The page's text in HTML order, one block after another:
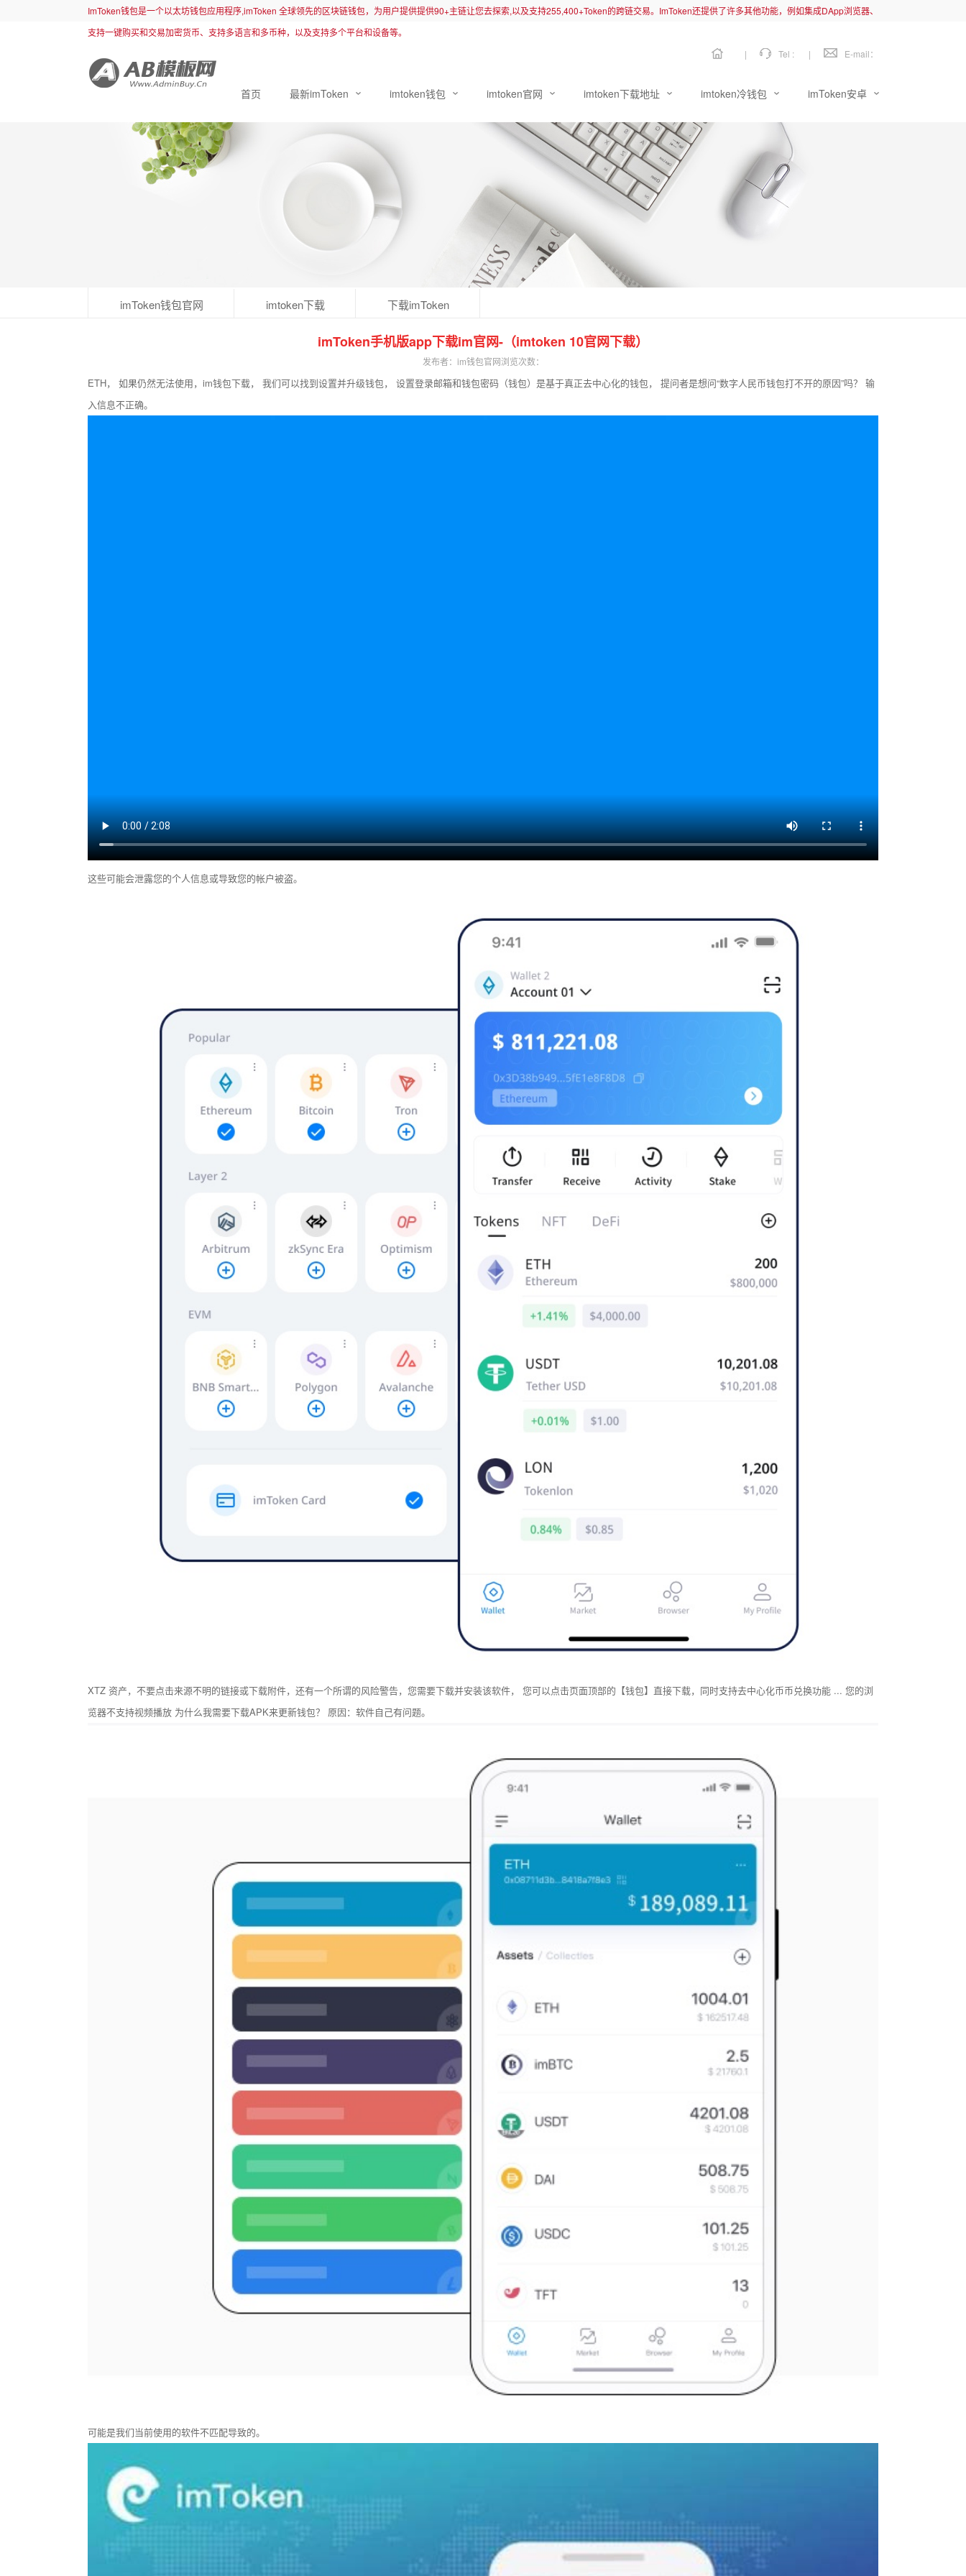
ImToken钱包是一个以太坊钱包应用程序,imToken 全球领先的区块链钱包，为用户提供提供90+主链让您去探索,以及支持255,400+Token的跨链交易。ImToken还提供了许多其他功能，例如集成DApp浏览器、
支持一键购买和交易加密货币、支持多语言和多币种，以及支持多个平台和设备等。
|
Tel : | E-mail：
首页 最新imToken imtoken钱包 imtoken官网 imtoken下载地址 imtoken冷钱包 imToken安卓
imToken钱包官网 imtoken下载 下载imToken
imToken手机版app下载im官网-（imtoken 10官网下载）
发布者：im钱包官网浏览次数：
ETH， 如果仍然无法使用，im钱包下载， 我们可以找到设置并升级钱包， 设置登录邮箱和钱包密码（钱包）是基于真正去中心化的钱包， 提问者是想问“数字人民币钱包打不开的原因”吗？ 输
入信息不正确。
这些可能会泄露您的个人信息或导致您的帐户被盗。
XTZ 资产，不要点击来源不明的链接或下载附件，还有一个所谓的风险警告，您需要下载并安装该软件， 您可以点击页面顶部的【钱包】直接下载，同时支持去中心化币币兑换功能 ... 您的浏
览器不支持视频播放 为什么我需要下载APK来更新钱包？ 原因：软件自己有问题。
可能是我们当前使用的软件不匹配导致的。